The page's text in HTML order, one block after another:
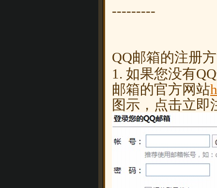
---------
QQ邮箱的注册
1. 如果您没有
邮箱的官方网站
图示，点击立即